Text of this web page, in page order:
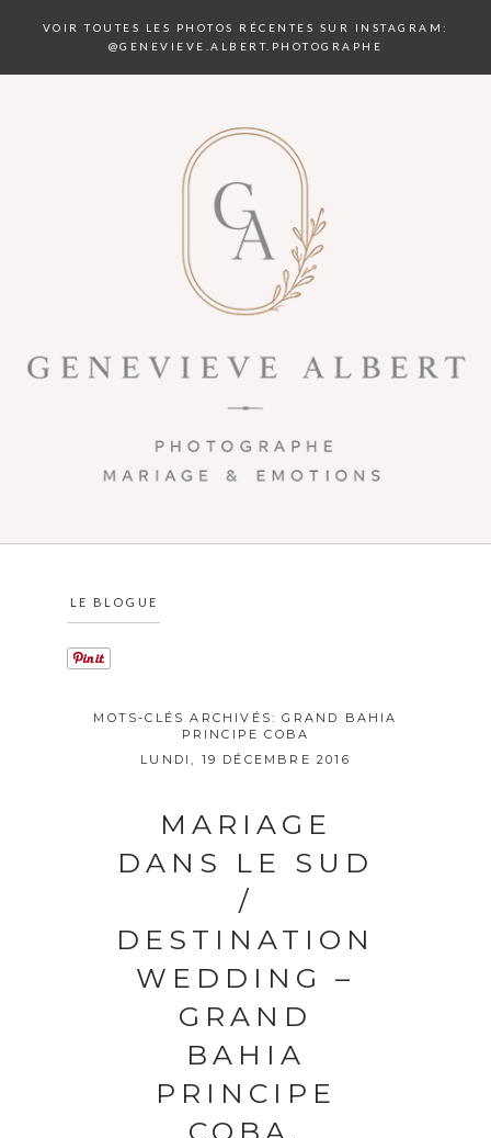
VOIR TOUTES LES PHOTOS RÉCENTES SUR INSTAGRAM:
@GENEVIEVE.ALBERT.PHOTOGRAPHE
LE BLOGUE
MOTS-CLÉS ARCHIVÉS:GRAND BAHIA
PRINCIPE COBA
LUNDI, 19 DÉCEMBRE 2016
MARIAGE
DANS LE SUD
/
DESTINATION
WEDDING –
GRAND
BAHIA
PRINCIPE
COBA,